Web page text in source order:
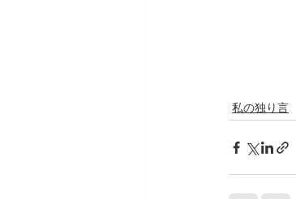
私の独り言